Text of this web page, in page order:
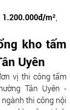
m²
kho tấm
Uyên
vị thi công tấm
Tân Uyên -
thi công nội